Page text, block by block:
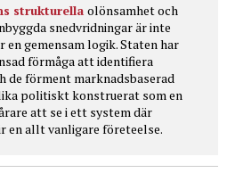
strukturella olönsamhet och
snedvridningar är inte
en gemensam logik. Staten har
förmåga att identifiera
de förment marknadsbaserad
politiskt konstruerat som en
att se i ett system där
en allt vanligare företeelse.